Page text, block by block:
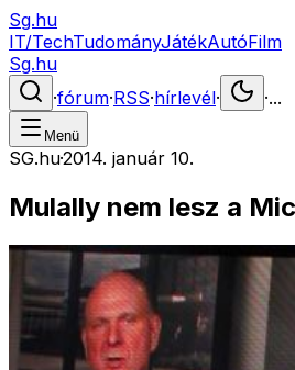
Sg.hu
IT/TechTudományJátékAutóFilm
Sg.hu
·fórum·RSS·hírlevél· ·...
Menü
SG.hu·2014. január 10.
Mulally nem lesz a